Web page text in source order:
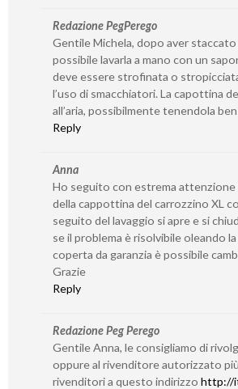
Redazione PegPerego
Gentile Michela, dopo aver
possibile lavarla a mano con un
deve essere strofinata o
l’uso di smacchiatori. La capottina
all’aria, possibilmente tenendola
Reply
Anna
Ho seguito con estrema
della cappottina del carrozzino XL
seguito del lavaggio si apre e si
se il problema è risolvibile oleando
coperta da garanzia è possibile
Grazie
Reply
Redazione Peg Perego
Gentile Anna, le consigliamo di
oppure al rivenditore autorizzato
rivenditori a questo indirizzo http://